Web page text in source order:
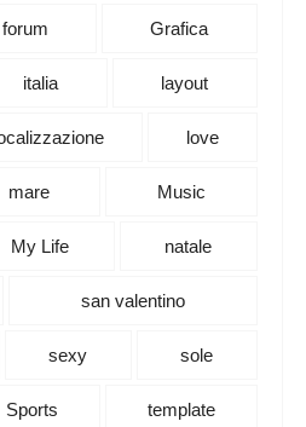
forum Grafica
italia layout
love
mare Music
My Life natale
san valentino
sexy sole
Sports template